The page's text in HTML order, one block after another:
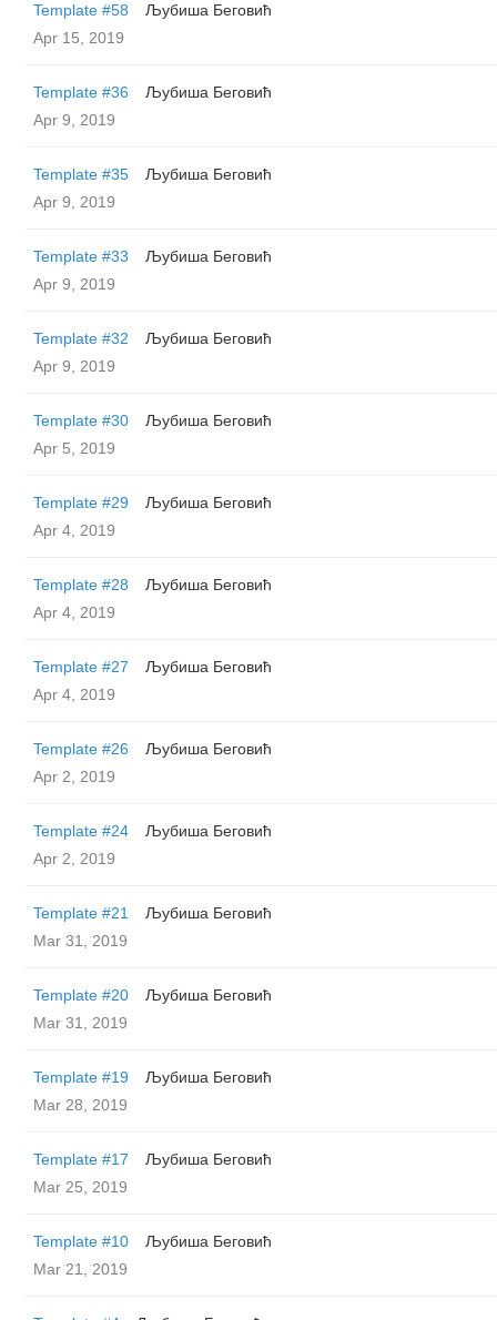
Template #58
Љубиша Беговић
Apr 15, 2019
Template #36
Љубиша Беговић
Apr 9, 2019
Template #35
Љубиша Беговић
Apr 9, 2019
Template #33
Љубиша Беговић
Apr 9, 2019
Template #32
Љубиша Беговић
Apr 9, 2019
Template #30
Љубиша Беговић
Apr 5, 2019
Template #29
Љубиша Беговић
Apr 4, 2019
Template #28
Љубиша Беговић
Apr 4, 2019
Template #27
Љубиша Беговић
Apr 4, 2019
Template #26
Љубиша Беговић
Apr 2, 2019
Template #24
Љубиша Беговић
Apr 2, 2019
Template #21
Љубиша Беговић
Mar 31, 2019
Template #20
Љубиша Беговић
Mar 31, 2019
Template #19
Љубиша Беговић
Mar 28, 2019
Template #17
Љубиша Беговић
Mar 25, 2019
Template #10
Љубиша Беговић
Mar 21, 2019